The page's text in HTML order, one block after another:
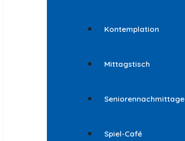
Kontemplation
Mittagstisch
Seniorennachmittage
Spiel-Café